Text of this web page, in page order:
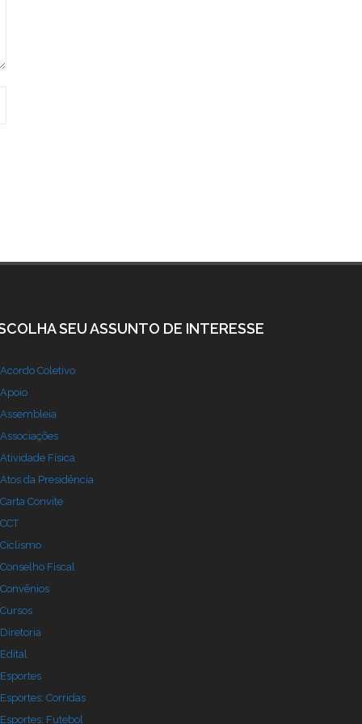
SEU ASSUNTO DE INTERESSE
Acordo Coletivo
Apoio
Assembleia
Associações
Atividade Física
Atos da Presidência
Carta Convite
CCT
Ciclismo
Conselho Fiscal
Convênios
Cursos
Diretoria
Edital
Esportes
Esportes: Corridas
Esportes: Futebol